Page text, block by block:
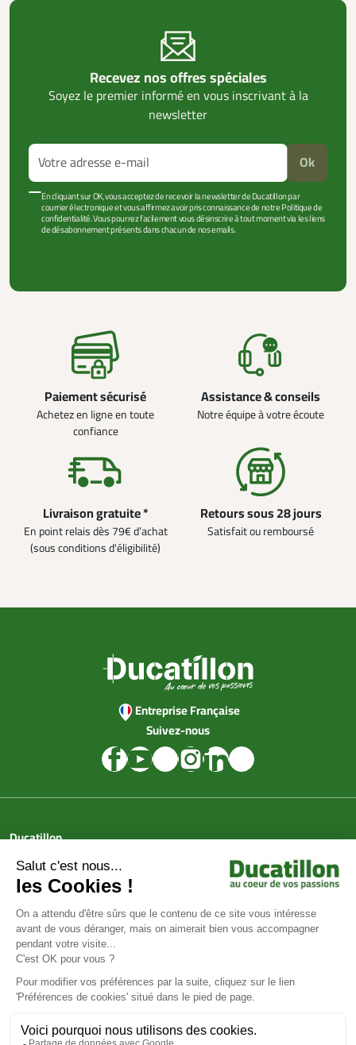
Recevez nos offres spéciales
Soyez le premier informé en vous inscrivant à la
newsletter
Ok
En cliquant sur OK, vous acceptez de recevoir la newsletter de Ducatillon par
courrier électronique et vous affirmez avoir pris connaissance de notre Politique de
confidentialité. Vous pourrez facilement vous désinscrire à tout moment via les liens
de désabonnement présents dans chacun de nos emails.
Paiement sécurisé
Achetez en ligne en toute
confiance
Assistance & conseils
Notre équipe à votre écoute
Livraison gratuite *
En point relais dès 79€ d’achat
(sous conditions d'éligibilité)
Retours sous 28 jours
Satisfait ou remboursé
Entreprise Française
Suivez-nous
Ducatillon
Achat en ligne
Services
Aide & Conseils
Paiement sécurisé